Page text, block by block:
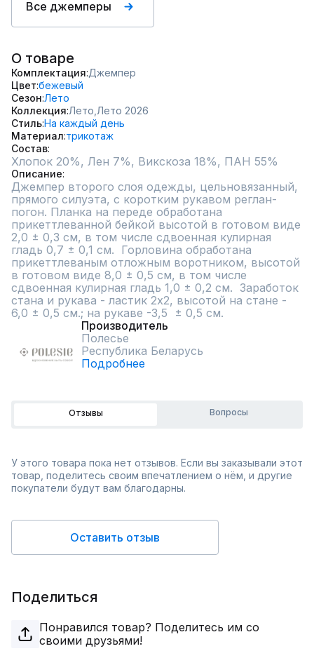
Все джемперы
О товаре
Комплектация Джемпер
Цвет бежевый
Сезон Лето
Коллекция Лето, Лето 2026
СтильНа каждый день
Материал трикотаж
Состав
Хлопок 20%, Лен 7%, Викскоза 18%, ПАН 55%
Описание
Джемпер второго слоя одежды, цельновязанный,
прямого силуэта, с коротким рукавом реглан-
погон. Планка на переде обработана
прикеттлеванной бейкой высотой в готовом виде
2,0 ± 0,3 см, в том числе сдвоенная кулирная
гладь 0,7 ± 0,1 см.  Горловина обработана
прикеттлеваным отложным воротником, высотой
в готовом виде 8,0 ± 0,5 см, в том числе
сдвоенная кулирная гладь 1,0 ± 0,2 см.  Заработок
стана и рукава - ластик 2х2, высотой на стане -
6,0 ± 0,5 см.; на рукаве -3,5  ± 0,5 см.
Производитель
Полесье
Республика Беларусь
Подробнее
Отзывы Вопросы
У этого товара пока нет отзывов. Если вы заказывали этот
товар, поделитесь своим впечатлением о нём, и другие
покупатели будут вам благодарны.
Оставить отзыв
Поделиться
Понравился товар? Поделитесь им со
своими друзьями!